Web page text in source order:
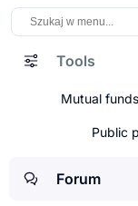
Tools
Mutual
Public
Forum